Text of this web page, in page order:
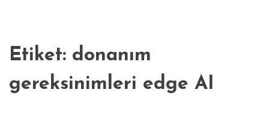
Etiket: donanım
gereksinimleri edge AI